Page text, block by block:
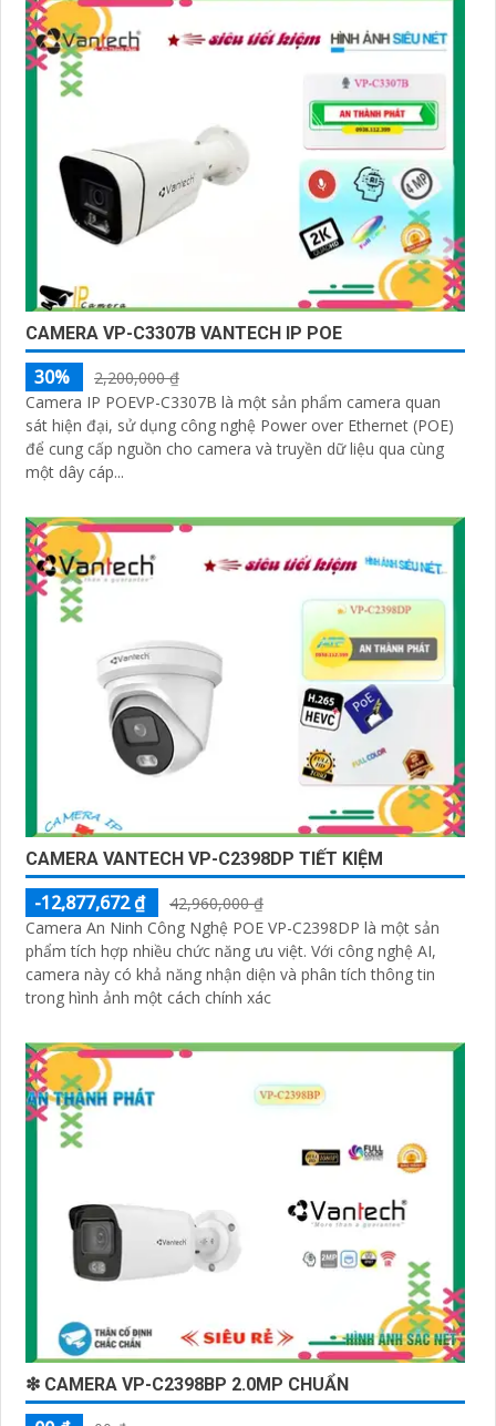
CAMERA VP-C3307B VANTECH IP POE
30%
2,200,000 ₫
Camera IP POEVP-C3307B là một sản phẩm camera quan
sát hiện đại, sử dụng công nghệ Power over Ethernet (POE)
để cung cấp nguồn cho camera và truyền dữ liệu qua cùng
một dây cáp...
CAMERA VANTECH VP-C2398DP TIẾT KIỆM
-12,877,672 ₫
42,960,000 ₫
Camera An Ninh Công Nghệ POE VP-C2398DP là một sản
phẩm tích hợp nhiều chức năng ưu việt. Với công nghệ AI,
camera này có khả năng nhận diện và phân tích thông tin
trong hình ảnh một cách chính xác
❇ CAMERA VP-C2398BP 2.0MP CHUẨN